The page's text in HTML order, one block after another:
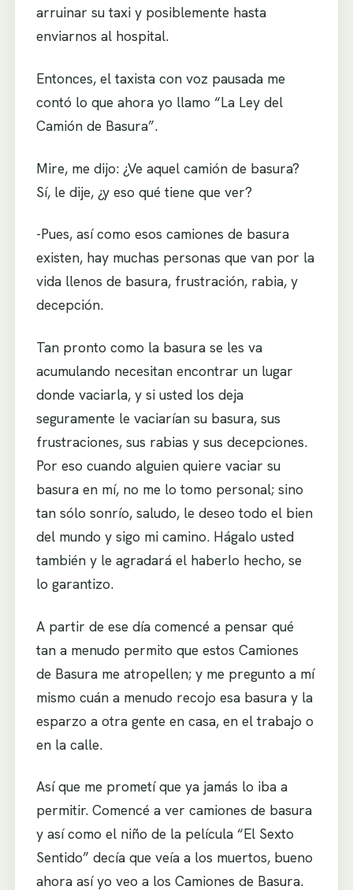
arruinar su taxi y posiblemente hasta
enviarnos al hospital.
Entonces, el taxista con voz pausada me
contó lo que ahora yo llamo “La Ley del
Camión de Basura”.
Mire, me dijo: ¿Ve aquel camión de basura?
Sí, le dije, ¿y eso qué tiene que ver?
-Pues, así como esos camiones de basura
existen, hay muchas personas que van por la
vida llenos de basura, frustración, rabia, y
decepción.
Tan pronto como la basura se les va
acumulando necesitan encontrar un lugar
donde vaciarla, y si usted los deja
seguramente le vaciarían su basura, sus
frustraciones, sus rabias y sus decepciones.
Por eso cuando alguien quiere vaciar su
basura en mí, no me lo tomo personal; sino
tan sólo sonrío, saludo, le deseo todo el bien
del mundo y sigo mi camino. Hágalo usted
también y le agradará el haberlo hecho, se
lo garantizo.
A partir de ese día comencé a pensar qué
tan a menudo permito que estos Camiones
de Basura me atropellen; y me pregunto a mí
mismo cuán a menudo recojo esa basura y la
esparzo a otra gente en casa, en el trabajo o
en la calle.
Así que me prometí que ya jamás lo iba a
permitir. Comencé a ver camiones de basura
y así como el niño de la película “El Sexto
Sentido” decía que veía a los muertos, bueno
ahora así yo veo a los Camiones de Basura.